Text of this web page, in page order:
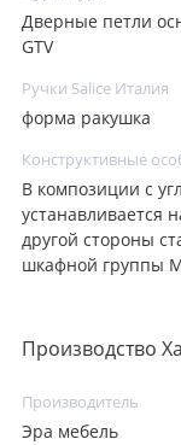
Дверные петли
GTV
Ручки Salice Италия
форма ракушка
Конструктивные
В композиции с
устанавливается
другой стороны
шкафной группы
Производство
Производитель
Эра мебель